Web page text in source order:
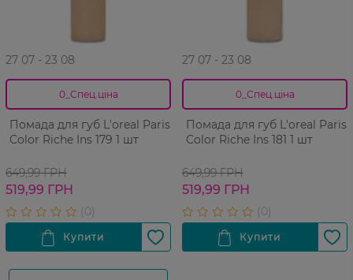
27 07 - 23 08
0_Спец.ціна
Помада для губ L'oreal Paris
Color Riche Ins 179 1 шт
649,99 ГРН
519,99 ГРН
27 07 - 23 08
0_Спец.ціна
Помада для губ L'oreal Paris
Color Riche Ins 181 1 шт
649,99 ГРН
519,99 ГРН